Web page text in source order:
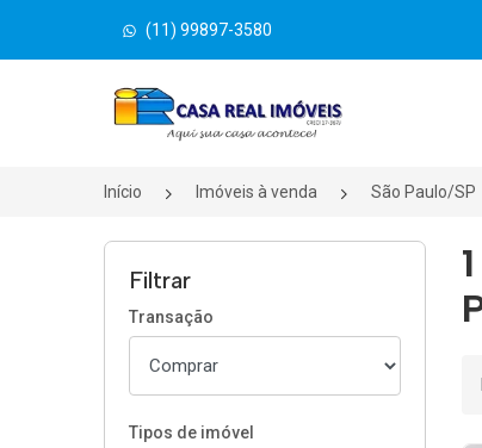
(11) 99897-3580
Página inicial
Início Imóveis à venda São Paulo/SP
Filtrar
Transação
Tipos de imóvel